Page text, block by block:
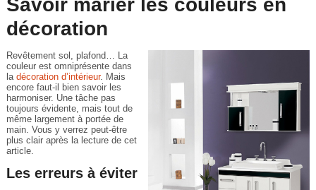
Savoir marier les couleurs en
décoration
Revêtement sol, plafond… La
couleur est omniprésente dans
la décoration d’intérieur. Mais
encore faut-il bien savoir les
harmoniser. Une tâche pas
toujours évidente, mais tout de
même largement à portée de
main. Vous y verrez peut-être
plus clair après la lecture de cet
article.
Les erreurs à éviter